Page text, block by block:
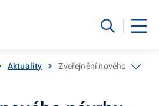
Aktuality Zveřejnění nového